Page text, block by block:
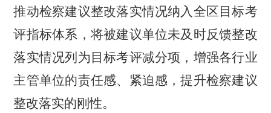
推动检察建议整改落实情况纳入全区目标考
评指标体系，将被建议单位未及时反馈整改
落实情况列为目标考评减分项，增强各行业
主管单位的责任感、紧迫感，提升检察建议
整改落实的刚性。